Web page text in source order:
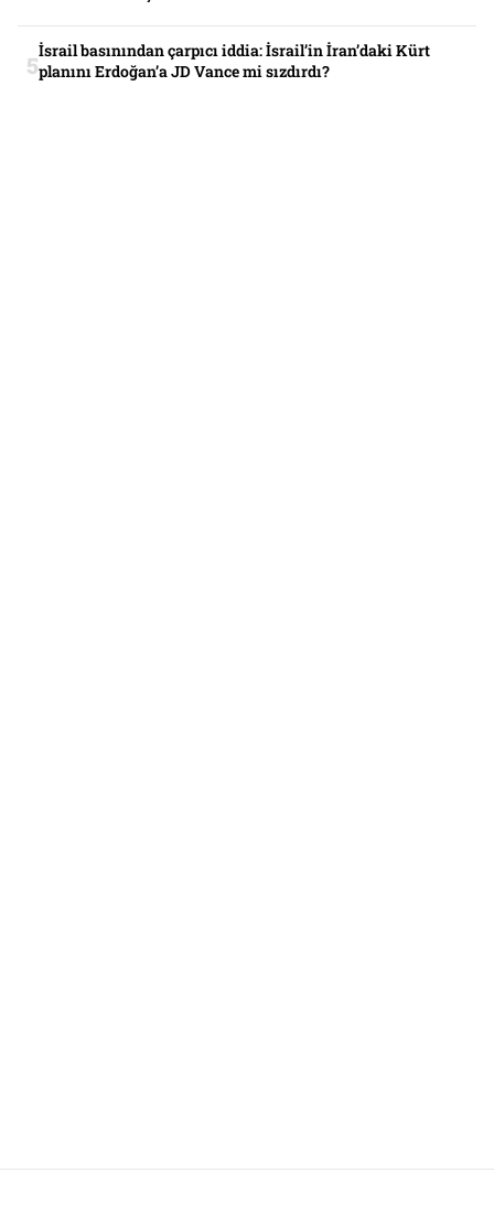
İsrail basınından çarpıcı iddia: İsrail’in İran’daki Kürt
planını Erdoğan’a JD Vance mi sızdırdı?